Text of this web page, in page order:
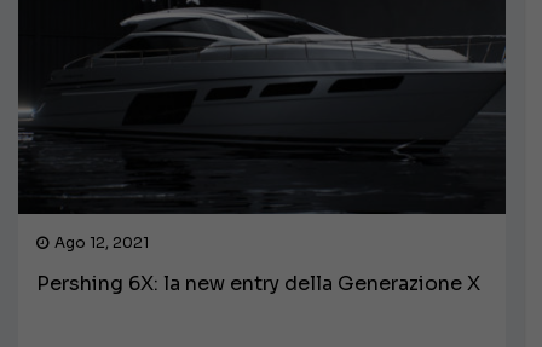
Ago 12, 2021
Pershing 6X: la new entry della Generazione X